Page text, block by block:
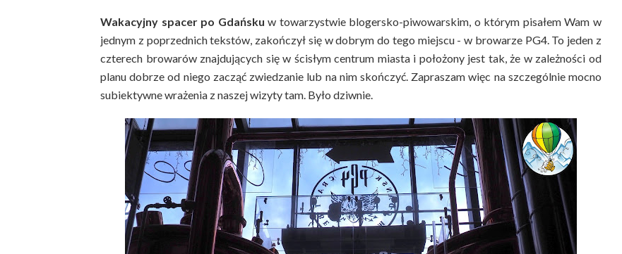
Wakacyjny spacer po Gdańskuw towarzystwie blogersko-piwowarskim, o którym pisałem Wam w
jednym z poprzednich tekstów, zakończył się w dobrym do tego miejscu - w browarze PG4. To jeden z
czterech browarów znajdujących się w ścisłym centrum miasta i położony jest tak, że w zależności od
planu dobrze od niego zacząć zwiedzanie lub na nim skończyć. Zapraszam więc na szczególnie mocno
subiektywne wrażenia z naszej wizyty tam. Było dziwnie.